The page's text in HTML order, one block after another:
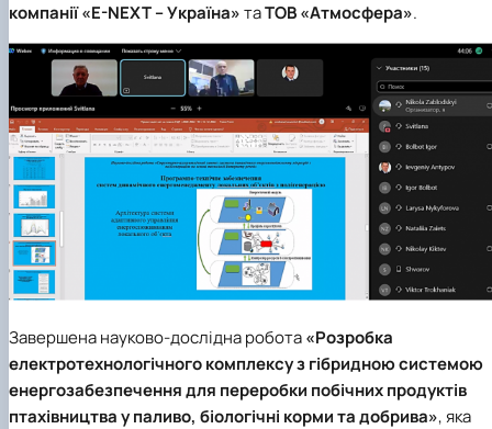
компанії«E-NEXT – Україна»таТОВ «Атмосфера».
Завершена науково-дослідна робота«Розробка
електротехнологічного комплексу з гібридною системою
енергозабезпечення для переробки побічних продуктів
птахівництва у паливо, біологічні корми та добрива», яка